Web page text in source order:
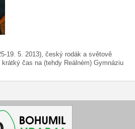
19. 5. 2013), český rodák a světově
čas na (tehdy Reálném) Gymnáziu